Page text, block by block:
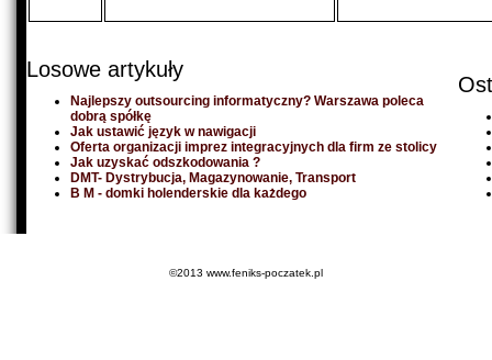
Losowe artykuły
Najlepszy outsourcing informatyczny? Warszawa poleca
dobrą spółkę
Jak ustawić język w nawigacji
Oferta organizacji imprez integracyjnych dla firm ze stolicy
Jak uzyskać odszkodowania ?
DMT- Dystrybucja, Magazynowanie, Transport
B M - domki holenderskie dla każdego
©2013 www.feniks-poczatek.pl